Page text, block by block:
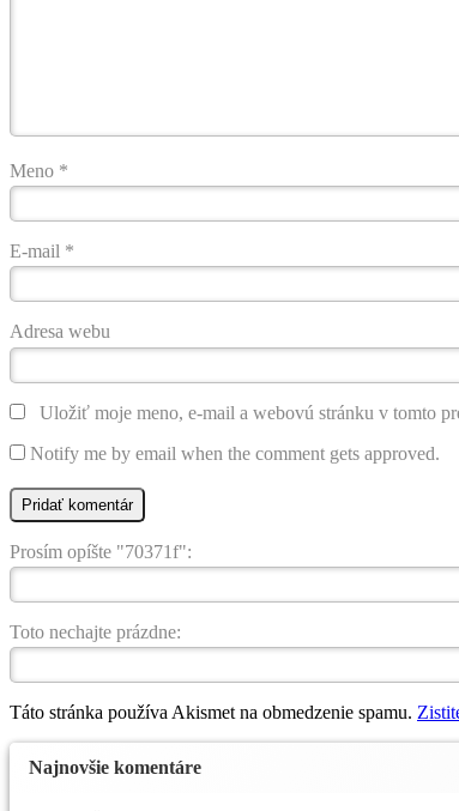
Meno *
E-mail *
Adresa webu
Uložiť moje meno, e-mail a webovú stránku v tomto
Notify me by email when the comment gets approved.
Prosím opíšte "70371f":
Toto nechajte prázdne:
Táto stránka používa Akismet na obmedzenie spamu.
Najnovšie komentáre